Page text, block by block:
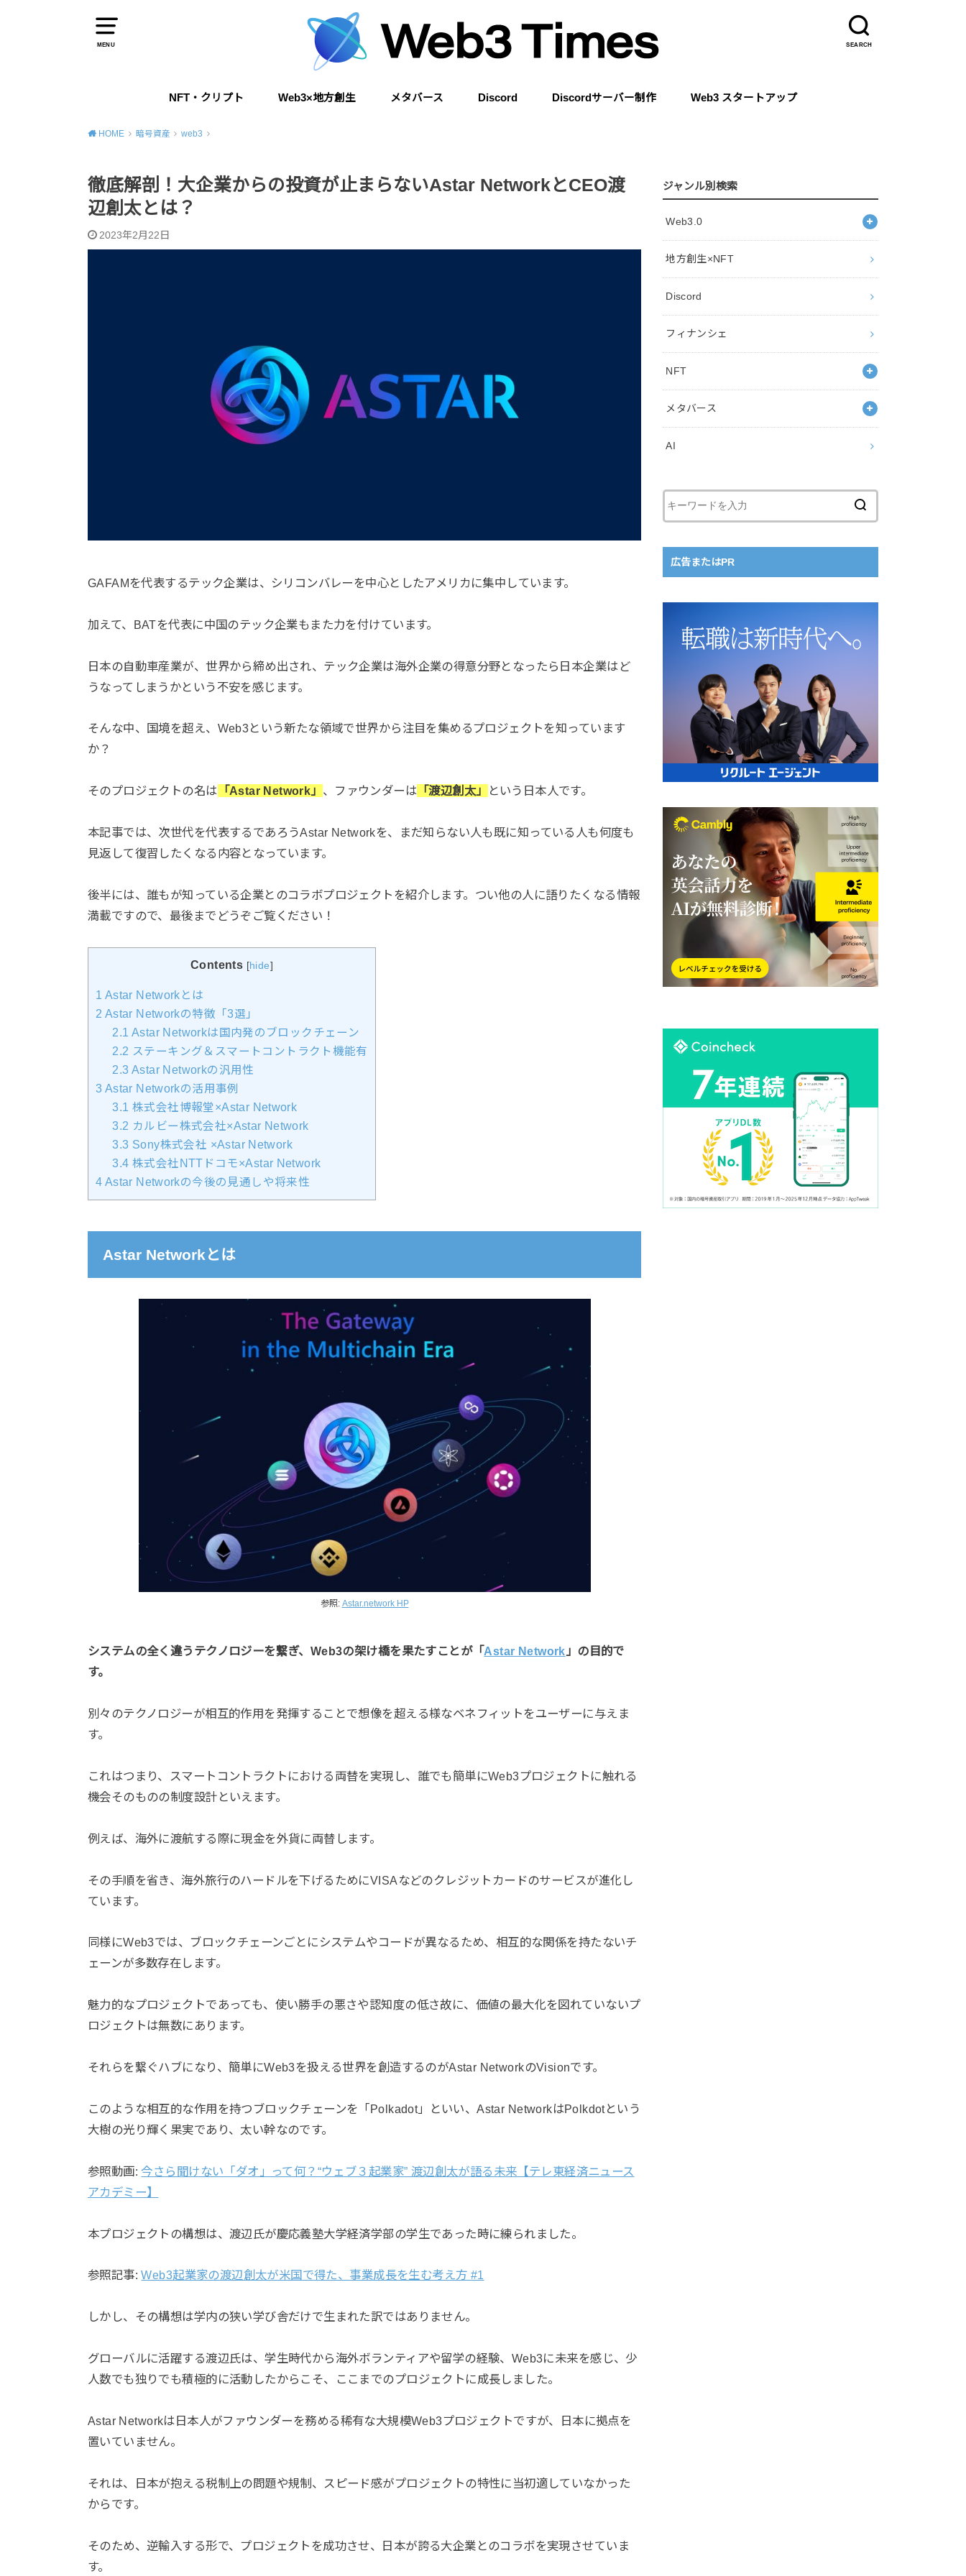
MENU SEARCH
NFT・クリプト
Web3.0
NFT
NFTクリエーターインタビュー
DAO
AI
Web3×地方創生 メタバース Discord Discordサーバー制作 Web3 スタートアップ
HOME 暗号資産 web3
徹底解剖！大企業からの投資が止まらないAstar NetworkとCEO渡
辺創太とは？
2023年2月22日
GAFAMを代表するテック企業は、シリコンバレーを中心としたアメリカに集中しています。
加えて、BATを代表に中国のテック企業もまた力を付けています。
日本の自動車産業が、世界から締め出され、テック企業は海外企業の得意分野となったら日本企業はど
うなってしまうかという不安を感じます。
そんな中、国境を超え、Web3という新たな領域で世界から注目を集めるプロジェクトを知っています
か？
そのプロジェクトの名は 「Astar Network」 、ファウンダーは 「渡辺創太」 という日本人です。
本記事では、次世代を代表するであろうAstar Networkを、まだ知らない人も既に知っている人も何度も
見返して復習したくなる内容となっています。
後半には、誰もが知っている企業とのコラボプロジェクトを紹介します。つい他の人に語りたくなる情報
満載ですので、最後までどうぞご覧ください！
Contents [hide]
1 Astar Networkとは
2 Astar Networkの特徴「3選」
2.1 Astar Networkは国内発のブロックチェーン
2.2 ステーキング＆スマートコントラクト機能有
2.3 Astar Networkの汎用性
3 Astar Networkの活用事例
3.1 株式会社博報堂×Astar Network
3.2 カルビー株式会社×Astar Network
3.3 Sony株式会社 ×Astar Network
3.4 株式会社NTTドコモ×Astar Network
4 Astar Networkの今後の見通しや将来性
Astar Networkとは
参照: Astar.network HP
システムの全く違うテクノロジーを繋ぎ、Web3の架け橋を果たすことが「Astar Network 」 の目的で
す。
別々のテクノロジーが相互的作用を発揮することで想像を超える様なベネフィットをユーザーに与えま
す。
これはつまり、スマートコントラクトにおける両替を実現し、誰でも簡単にWeb3プロジェクトに触れる
機会そのものの制度設計といえます。
例えば、海外に渡航する際に現金を外貨に両替します。
その手順を省き、海外旅行のハードルを下げるためにVISAなどのクレジットカードのサービスが進化し
ています。
同様にWeb3では、ブロックチェーンごとにシステムやコードが異なるため、相互的な関係を持たないチ
ェーンが多数存在します。
魅力的なプロジェクトであっても、使い勝手の悪さや認知度の低さ故に、価値の最大化を図れていないプ
ロジェクトは無数にあります。
それらを繋ぐハブになり、簡単にWeb3を扱える世界を創造するのがAstar NetworkのVisionです。
このような相互的な作用を持つブロックチェーンを「Polkadot」といい、Astar NetworkはPolkdotという
大樹の光り輝く果実であり、太い幹なのです。
参照動画:今さら聞けない「ダオ」って何？“ウェブ３起業家” 渡辺創太が語る未来【テレ東経済ニュース
アカデミー】
本プロジェクトの構想は、渡辺氏が慶応義塾大学経済学部の学生であった時に練られました。
参照記事:Web3起業家の渡辺創太が米国で得た、事業成長を生む考え方 #1
しかし、その構想は学内の狭い学び舎だけで生まれた訳ではありません。
グローバルに活躍する渡辺氏は、学生時代から海外ボランティアや留学の経験、Web3に未来を感じ、少
人数でも独りでも積極的に活動したからこそ、ここまでのプロジェクトに成長しました。
Astar Networkは日本人がファウンダーを務める稀有な大規模Web3プロジェクトですが、日本に拠点を
置いていません。
それは、日本が抱える税制上の問題や規制、スピード感がプロジェクトの特性に当初適していなかった
からです。
そのため、逆輸入する形で、プロジェクトを成功させ、日本が誇る大企業とのコラボを実現させていま
す。
ジャンル別検索
Web3.0
地方創生×NFT
Discord
フィナンシェ
NFT
メタバース
AI
広告またはPR